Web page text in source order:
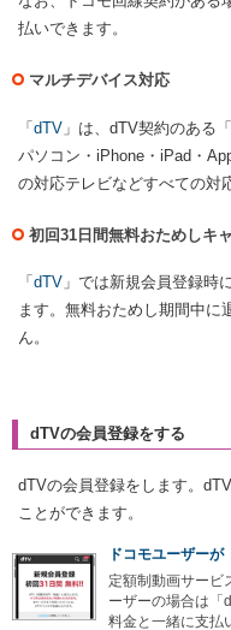
払いできます。
マルチデバイス対応
「dTV 」は、dTV契約のある
パソコン・iPhone・iPad・
の対応テレビなどすべての対
初回31日間無料おためしキ
「 dTV 」では新規会員登録時
ます。無料おためし期間中に
ん。
dTVの会員登録をする
dTVの会員登録をします。
ことができます。
ドコモユーザー
定額制動画サービ
ーザーの場合は「
料金と一緒に支払